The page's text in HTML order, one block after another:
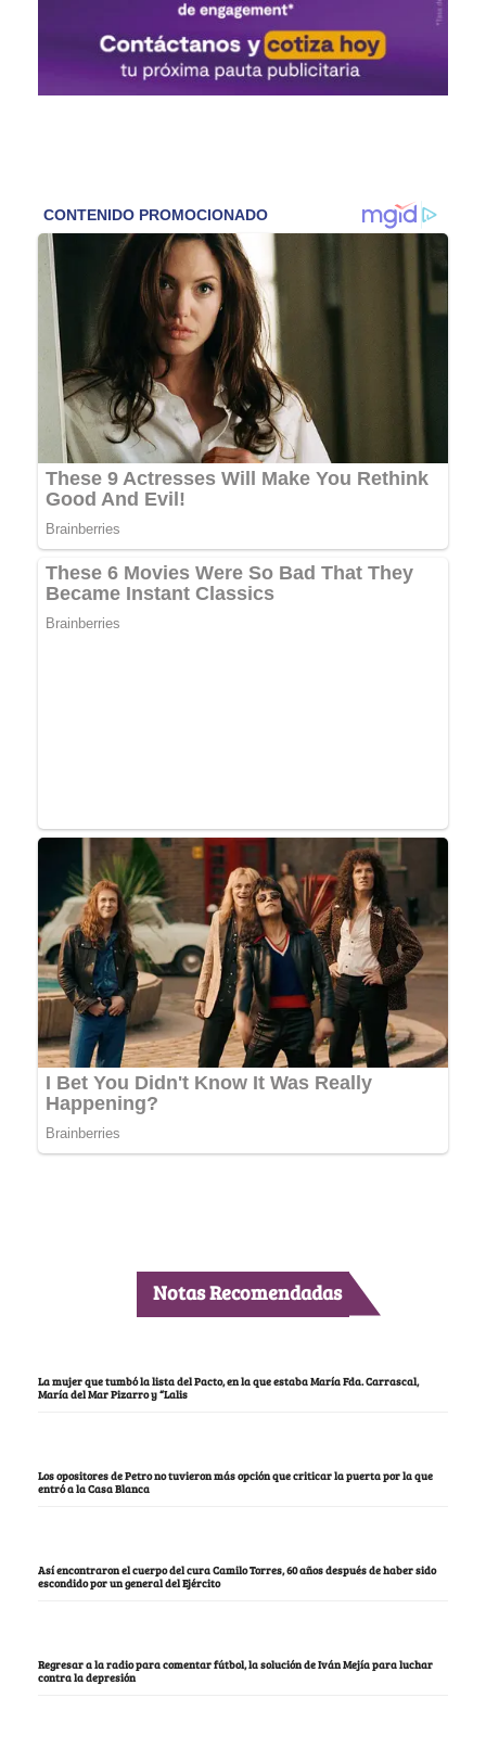
Notas Recomendadas
La mujer que tumbó la lista del Pacto, en la que estaba María Fda. Carrascal,
María del Mar Pizarro y “Lalis
Los opositores de Petro no tuvieron más opción que criticar la puerta por la que
entró a la Casa Blanca
Así encontraron el cuerpo del cura Camilo Torres, 60 años después de haber sido
escondido por un general del Ejército
Regresar a la radio para comentar fútbol, la solución de Iván Mejía para luchar
contra la depresión